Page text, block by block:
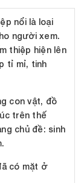
nổi là loại
người xem.
thiệp hiện lên
tỉ mỉ, tinh
con vật, đồ
trên thế
chủ đề: sinh
có mặt ở